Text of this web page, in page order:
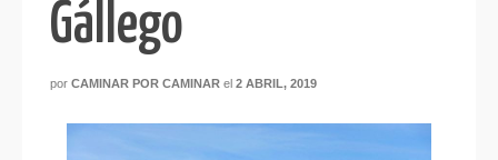
Gállego
por CAMINAR POR CAMINAR el 2 ABRIL, 2019